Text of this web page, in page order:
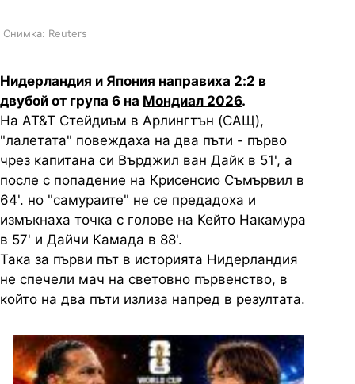
Снимка: Reuters
Нидерландия и Япония направиха 2:2 в
двубой от група 6 на Мондиал 2026.
На AT&T Стейдиъм в Арлингтън (САЩ),
"лалетата" повеждаха на два пъти - първо
чрез капитана си Върджил ван Дайк в 51', а
после с попадение на Крисенсио Съмървил в
64'. но "самураите" не се предадоха и
измъкнаха точка с голове на Кейто Накамура
в 57' и Дайчи Камада в 88'.
Така за първи път в историята Нидерландия
не спечели мач на световно първенство, в
който на два пъти излиза напред в резултата.